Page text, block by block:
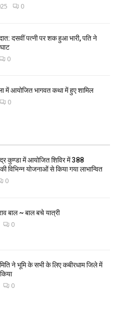
0
दसवीं पत्नी पर शक हुआ भारी, पति ने
0
में आयोजित भागवत कथा में हुए शामिल
0
कुण्डा में आयोजित शिविर में 388
विभिन्न योजनाओं से किया गया लाभान्वित
0
बाल ~ बाल बचे यात्री
0
ने भूमि के सभी के लिए कबीरधाम जिले में
0